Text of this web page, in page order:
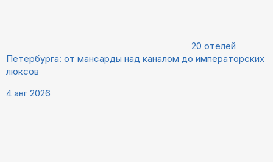
20 отелей
Петербурга: от мансарды над каналом до императорских
люксов
4 авг 2026